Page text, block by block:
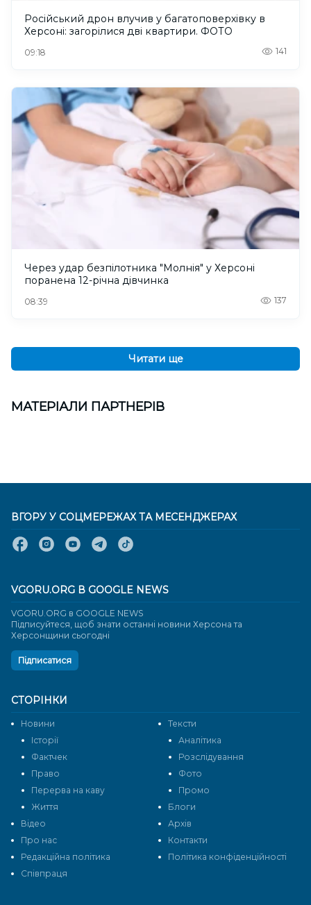
Російський дрон влучив у багатоповерхівку в
Херсоні: загорілися дві квартири. ФОТО
09:18 141
Через удар безпілотника "Молнія" у Херсоні
поранена 12-річна дівчинка
08:39 137
Читати ще
МАТЕРІАЛИ ПАРТНЕРІВ
СТОРІНКИ
Новини
Тексти
Історії
Аналітика
Фактчек
Розслідування
Право
Фото
Перерва на каву
Промо
Життя
Блоги
Відео
Архів
Про нас
Контакти
Редакційна політика
Політика конфіденційності
Cпівпраця
ВГОРУ У СОЦМЕРЕЖАХ ТА МЕСЕНДЖЕРАХ
VGORU.ORG В GOOGLE NEWS
VGORU.ORG в GOOGLE NEWS
Підписуйтеся, щоб знати останні новини Херсона та
Херсонщини сьогодні
Підписатися